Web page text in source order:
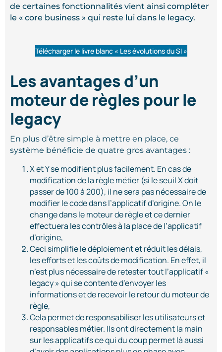
de certaines fonctionnalités vient ainsi compléter
le « core business » qui reste lui dans le legacy.
Télécharger le livre blanc « Les évolutions du SI »
Les avantages d’un
moteur de règles pour le
legacy
En plus d’être simple à mettre en place, ce
système bénéficie de quatre gros avantages :
X et Y se modifient plus facilement. En cas de
modification de la règle métier (si le seuil X doit
passer de 100 à 200), il ne sera pas nécessaire de
modifier le code dans l’applicatif d’origine. On le
change dans le moteur de règle et ce dernier
effectuera les contrôles à la place de l’applicatif
d’origine,
Ceci simplifie le déploiement et réduit les délais,
les efforts et les coûts de modification. En effet, il
n’est plus nécessaire de retester tout l’applicatif «
legacy » qui se contente d’envoyer les
informations et de recevoir le retour du moteur de
règle,
Cela permet de responsabiliser les utilisateurs et
responsables métier. Ils ont directement la main
sur les applicatifs ce qui du coup permet là aussi